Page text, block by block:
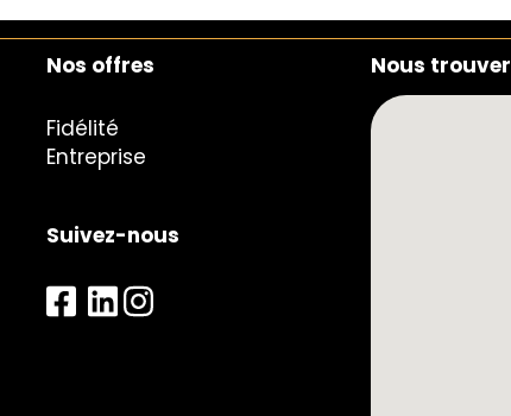
Nos offres
Fidélité
Entreprise
Suivez-nous
Nous trouver